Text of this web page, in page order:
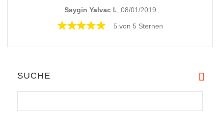
Saygin Yalvac I. , 08/01/2019
5 von 5 Sternen
SUCHE